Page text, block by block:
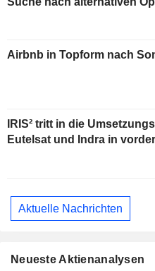
Airbnb in Topform nach
IRIS² tritt in die
Eutelsat und Indra in
Aktuelle Nachrichten
Neueste Aktienanalysen